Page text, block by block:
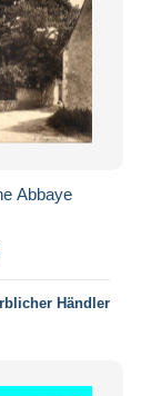
Abbaye
Händler